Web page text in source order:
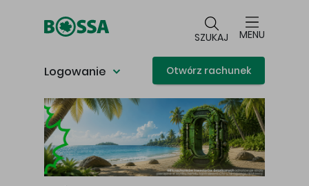
SZUKAJ MENU
Logowanie Otwórz rachunek
Główna treść